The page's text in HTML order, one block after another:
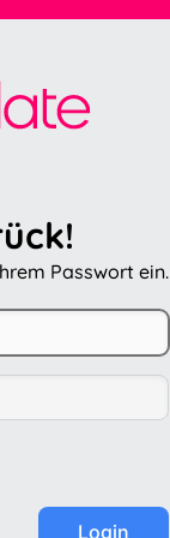
Passwort ein.
Login